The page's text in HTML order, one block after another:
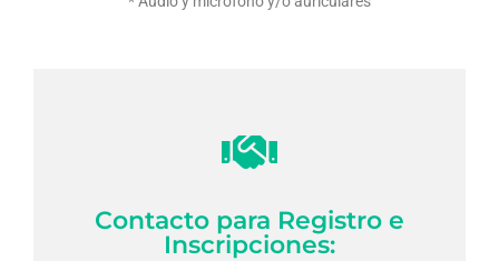
Contacto para Registro e
Inscripciones: